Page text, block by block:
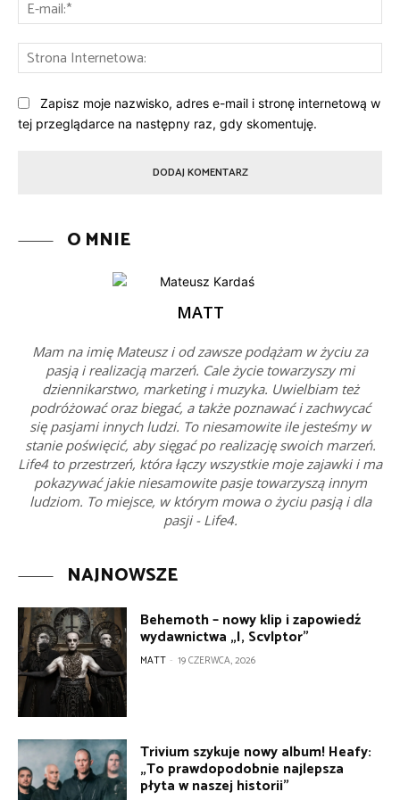
Zapisz moje nazwisko, adres e-mail i stronę internetową w
tej przeglądarce na następny raz, gdy skomentuję.
O MNIE
MATT
Mam na imię Mateusz i od zawsze podążam w życiu za
pasją i realizacją marzeń. Cale życie towarzyszy mi
dziennikarstwo, marketing i muzyka. Uwielbiam też
podróżować oraz biegać, a także poznawać i zachwycać
się pasjami innych ludzi. To niesamowite ile jesteśmy w
stanie poświęcić, aby sięgać po realizację swoich marzeń.
Life4 to przestrzeń, która łączy wszystkie moje zajawki i ma
pokazywać jakie niesamowite pasje towarzyszą innym
ludziom. To miejsce, w którym mowa o życiu pasją i dla
pasji - Life4.
NAJNOWSZE
Behemoth – nowy klip i zapowiedź
wydawnictwa „I, Scvlptor”
MATT - 19 CZERWCA, 2026
Trivium szykuje nowy album! Heafy:
„To prawdopodobnie najlepsza
płyta w naszej historii”